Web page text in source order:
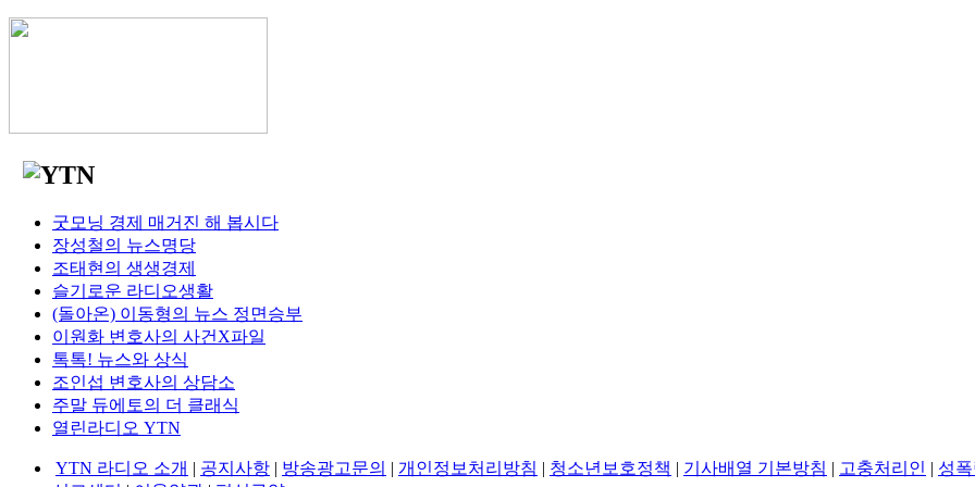
굿모닝 경제 매거진 해 봅시다
장성철의 뉴스명당
조태현의 생생경제
슬기로운 라디오생활
(돌아온) 이동형의 뉴스 정면승부
이원화 변호사의 사건X파일
톡톡! 뉴스와 상식
조인섭 변호사의 상담소
주말 듀에토의 더 클래식
열린라디오 YTN
YTN 라디오 소개 | 공지사항 | 방송광고문의 | 개인정보처리방침 | 청소년보호정책 | 기사배열 기본방침 | 고충처리인 | 성